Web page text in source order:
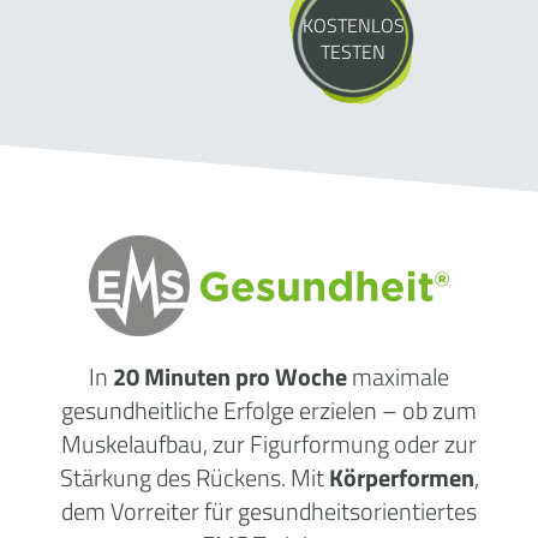
KOSTENLOS
TESTEN
In20 Minuten pro Wochemaximale
gesundheitliche Erfolge erzielen – ob zum
Muskelaufbau, zur Figurformung oder zur
Stärkung des Rückens. MitKörperformen,
dem Vorreiter für gesundheitsorientiertes